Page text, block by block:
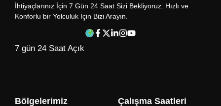
İhtiyaçlarınız İçin 7 Gün 24 Saat Sizi Bekliyoruz. Hızlı ve
Konforlu bir Yolculuk İçin Bizi Arayın.
7 gün 24 Saat Açık
Bölgelerimiz Çalışma Saatleri